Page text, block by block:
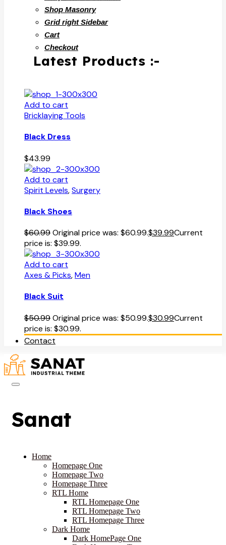
Shop Masonry
Grid right Sidebar
Cart
Checkout
Latest Products :-
Add to cart
Bricklaying Tools
Black Dress
$43.99
Add to cart
Spirit Levels,Surgery
Black Shoes
$60.99Original price was: $60.99.$39.99Current
price is: $39.99.
Add to cart
Axes & Picks,Men
Black Suit
$50.99Original price was: $50.99.$30.99Current
price is: $30.99.
Contact
Sanat
Home
Homepage One
Homepage Two
Homepage Three
RTL Home
RTL Homepage One
RTL Homepage Two
RTL Homepage Three
Dark Home
Dark HomePage One